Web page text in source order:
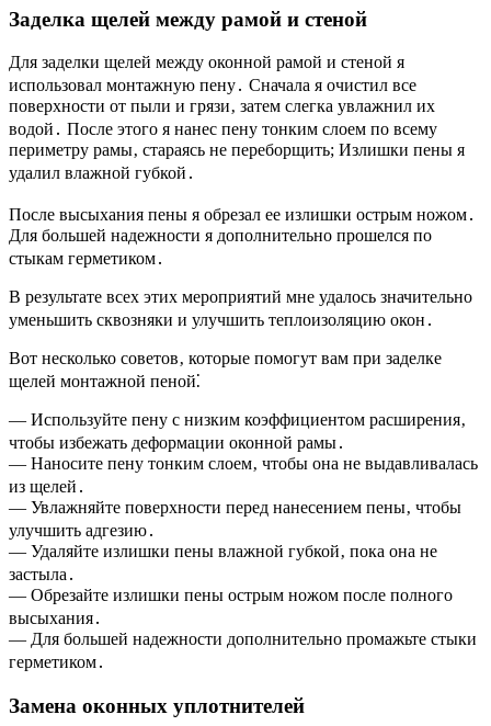
Заделка щелей между рамой и стеной
Для заделки щелей между оконной рамой и стеной я
использовал монтажную пену․ Сначала я очистил все
поверхности от пыли и грязи‚ затем слегка увлажнил их
водой․ После этого я нанес пену тонким слоем по всему
периметру рамы‚ стараясь не переборщить; Излишки пены я
удалил влажной губкой․
После высыхания пены я обрезал ее излишки острым ножом․
Для большей надежности я дополнительно прошелся по
стыкам герметиком․
В результате всех этих мероприятий мне удалось значительно
уменьшить сквозняки и улучшить теплоизоляцию окон․
Вот несколько советов‚ которые помогут вам при заделке
щелей монтажной пеной⁚
— Используйте пену с низким коэффициентом расширения‚
чтобы избежать деформации оконной рамы․
— Наносите пену тонким слоем‚ чтобы она не выдавливалась
из щелей․
— Увлажняйте поверхности перед нанесением пены‚ чтобы
улучшить адгезию․
— Удаляйте излишки пены влажной губкой‚ пока она не
застыла․
— Обрезайте излишки пены острым ножом после полного
высыхания․
— Для большей надежности дополнительно промажьте стыки
герметиком․
Замена оконных уплотнителей